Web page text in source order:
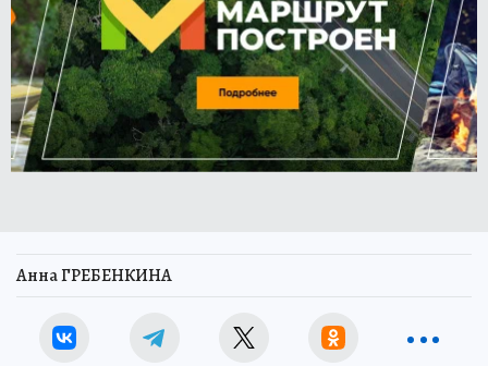
Анна ГРЕБЕНКИНА